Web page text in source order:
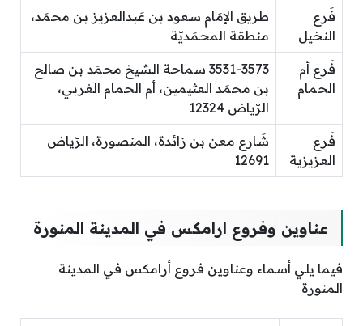
فَرع
النخيل
طريق الإمَام سعود بن عَبدالعزيز بن محمَد،
منطقة المحمَديّة
فَرع أم
الحمام
3531-3573 سماحة الشيخ محمَد بن صالح
بن محمَد العثيمين، أم الحمام الغربي،
الرّياض 12324
فَرع
العزيزية
شَارع معن بن زائدة، المنصورة، الرّياض
12691
عناوين وفروع ارامكس في المدينة المنورة
فيما يلي أسماء وعناوين فروع أرامكس في المدينة
المنورة